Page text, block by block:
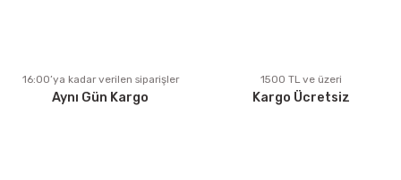
Ürün fiyatı diğer sitelerden daha pahalı.
Bu ürüne benzer farklı alternatifler olmalı.
16:00’ya kadar verilen siparişler
Aynı Gün Kargo
1500 TL ve üzeri
Kargo Ücretsiz